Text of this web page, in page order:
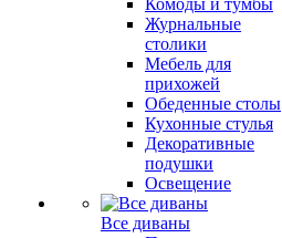
Комоды и тумбы
Журнальные
столики
Мебель для
прихожей
Обеденные столы
Кухонные стулья
Декоративные
подушки
Освещение
Все диваны